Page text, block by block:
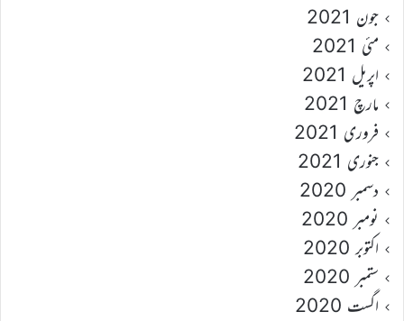
جون 2021
مئی 2021
اپریل 2021
مارچ 2021
فروری 2021
جنوری 2021
دسمبر 2020
نومبر 2020
اکتوبر 2020
ستمبر 2020
اگست 2020